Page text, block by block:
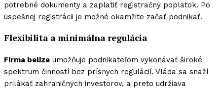
potrebné dokumenty a zaplatiť registračný poplatok. Po
úspešnej registrácii je možné okamžite začať podnikať.
Flexibilita a minimálna regulácia
Firma belize umožňuje podnikateľom vykonávať široké
spektrum činností bez prísnych regulácií. Vláda sa snaží
prilákať zahraničných investorov, a preto udržiava